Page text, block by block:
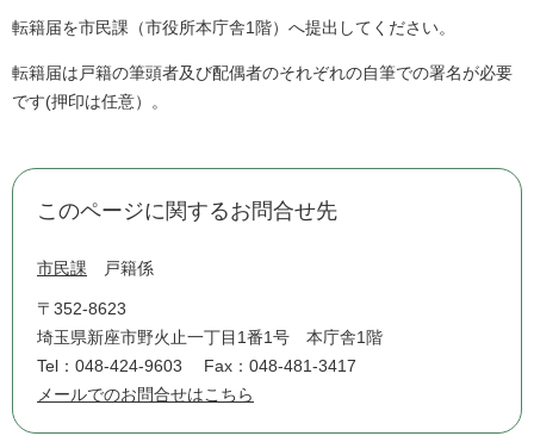
転籍届を市民課（市役所本庁舎1階）へ提出してください。
転籍届は戸籍の筆頭者及び配偶者のそれぞれの自筆での署名が必要
です(押印は任意）。
このページに関するお問合せ先
市民課 戸籍係
〒352-8623
埼玉県新座市野火止一丁目1番1号 本庁舎1階
Tel：048-424-9603
Fax：048-481-3417
メールでのお問合せはこちら